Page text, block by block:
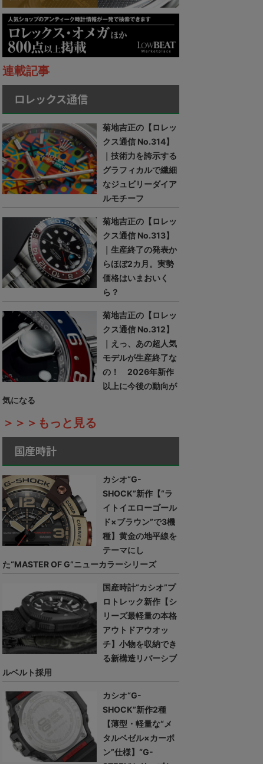
連載記事
ロレックス通信
菊地吉正の【ロレッ
クス通信 No.314】
｜技術力を誇示する
グラフィカルで繊細
なジュビリーダイア
ルモチーフ
菊地吉正の【ロレッ
クス通信 No.313】
｜生産終了の発表か
らほぼ2カ月。実勢
価格はいまおいく
ら？
菊地吉正の【ロレッ
クス通信 No.312】
｜えっ、あの超人気
モデルが生産終了な
の！ 2026年新作
以上に今後の動向が
気になる
＞＞＞もっと見る
国産時計
カシオ“G-
SHOCK”新作【“ラ
イトイエローゴール
ド×ブラウン”で3機
種】黄金の地平線を
テーマにし
た“MASTER OF G”ニューカラーシリーズ
国産時計“カシオ”プ
ロトレック新作【シ
リーズ最軽量の本格
アウトドアウオッ
チ】小物を収納でき
る新構造リバーシブ
ルベルト採用
カシオ“G-
SHOCK”新作2種
【薄型・軽量な“メ
タルベゼル×カーボ
ン”仕様】“G-